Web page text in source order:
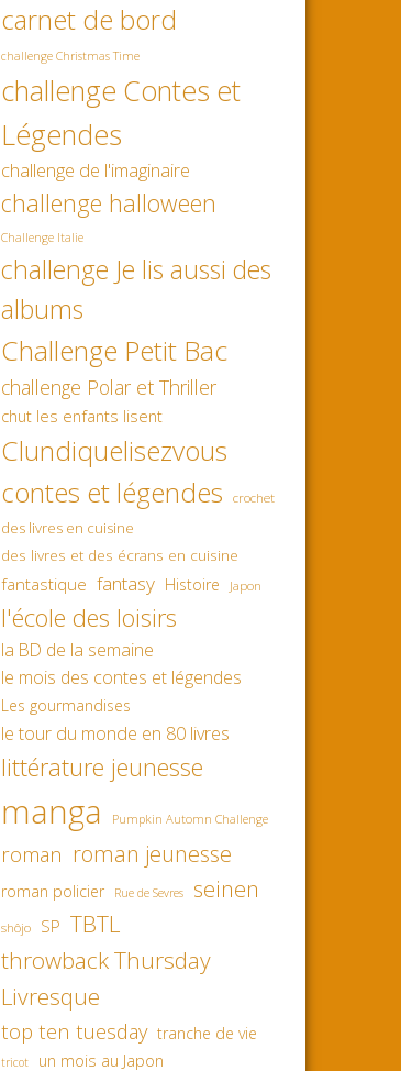
carnet de bord
challenge Christmas Time
challenge Contes et
Légendes
challenge de l'imaginaire
challenge halloween
Challenge Italie
challenge Je lis aussi des
albums
Challenge Petit Bac
challenge Polar et Thriller
chut les enfants lisent
Clundiquelisezvous
contes et légendes
crochet
des livres en cuisine
des livres et des écrans en cuisine
fantastique fantasy Histoire Japon
l'école des loisirs
la BD de la semaine
le mois des contes et légendes
Les gourmandises
le tour du monde en 80 livres
littérature jeunesse
manga Pumpkin Automn Challenge
roman roman jeunesse
roman policier Rue de Sevres seinen
shôjo SP TBTL
throwback Thursday
Livresque
top ten tuesday tranche de vie
tricot un mois au Japon